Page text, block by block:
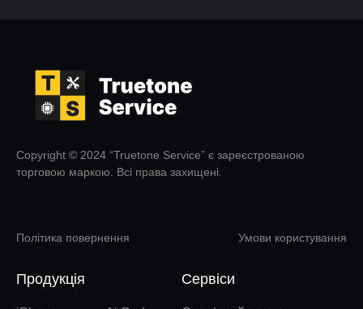
Copyright © 2024 “Truetone Service” є зареєстрованою
торговою маркою. Всі права захищені.
Політика повернення Умови користування
Продукція Сервіси